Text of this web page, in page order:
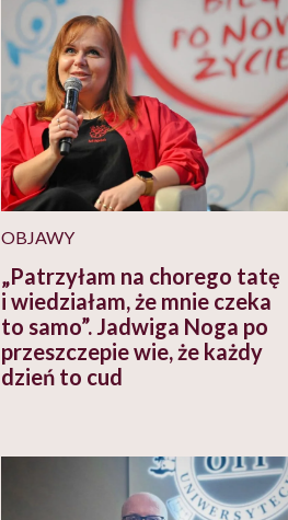
OBJAWY
„Patrzyłam na chorego tatę
i wiedziałam, że mnie czeka
to samo”. Jadwiga Noga po
przeszczepie wie, że każdy
dzień to cud